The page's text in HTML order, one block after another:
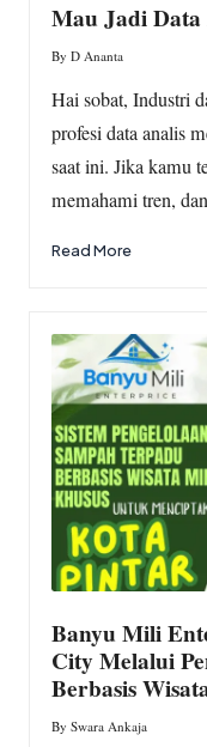
Mau Jadi
Posted
by
By D Ananta
Hai sobat, Industri
profesi data analis
saat ini. Jika kamu
memahami tren,
Read More
Banyu Mili
City Melalui
Berbasis
Posted
By Swara Ankaja